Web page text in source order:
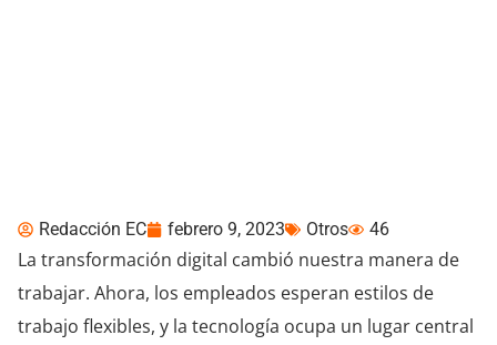
Redacción EC febrero 9, 2023 Otros 46
La transformación digital cambió nuestra manera de
trabajar. Ahora, los empleados esperan estilos de
trabajo flexibles, y la tecnología ocupa un lugar central